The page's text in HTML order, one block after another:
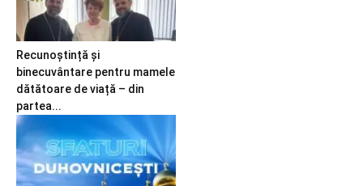
Recunoștință și
binecuvântare pentru mamele
dătătoare de viață – din
partea...